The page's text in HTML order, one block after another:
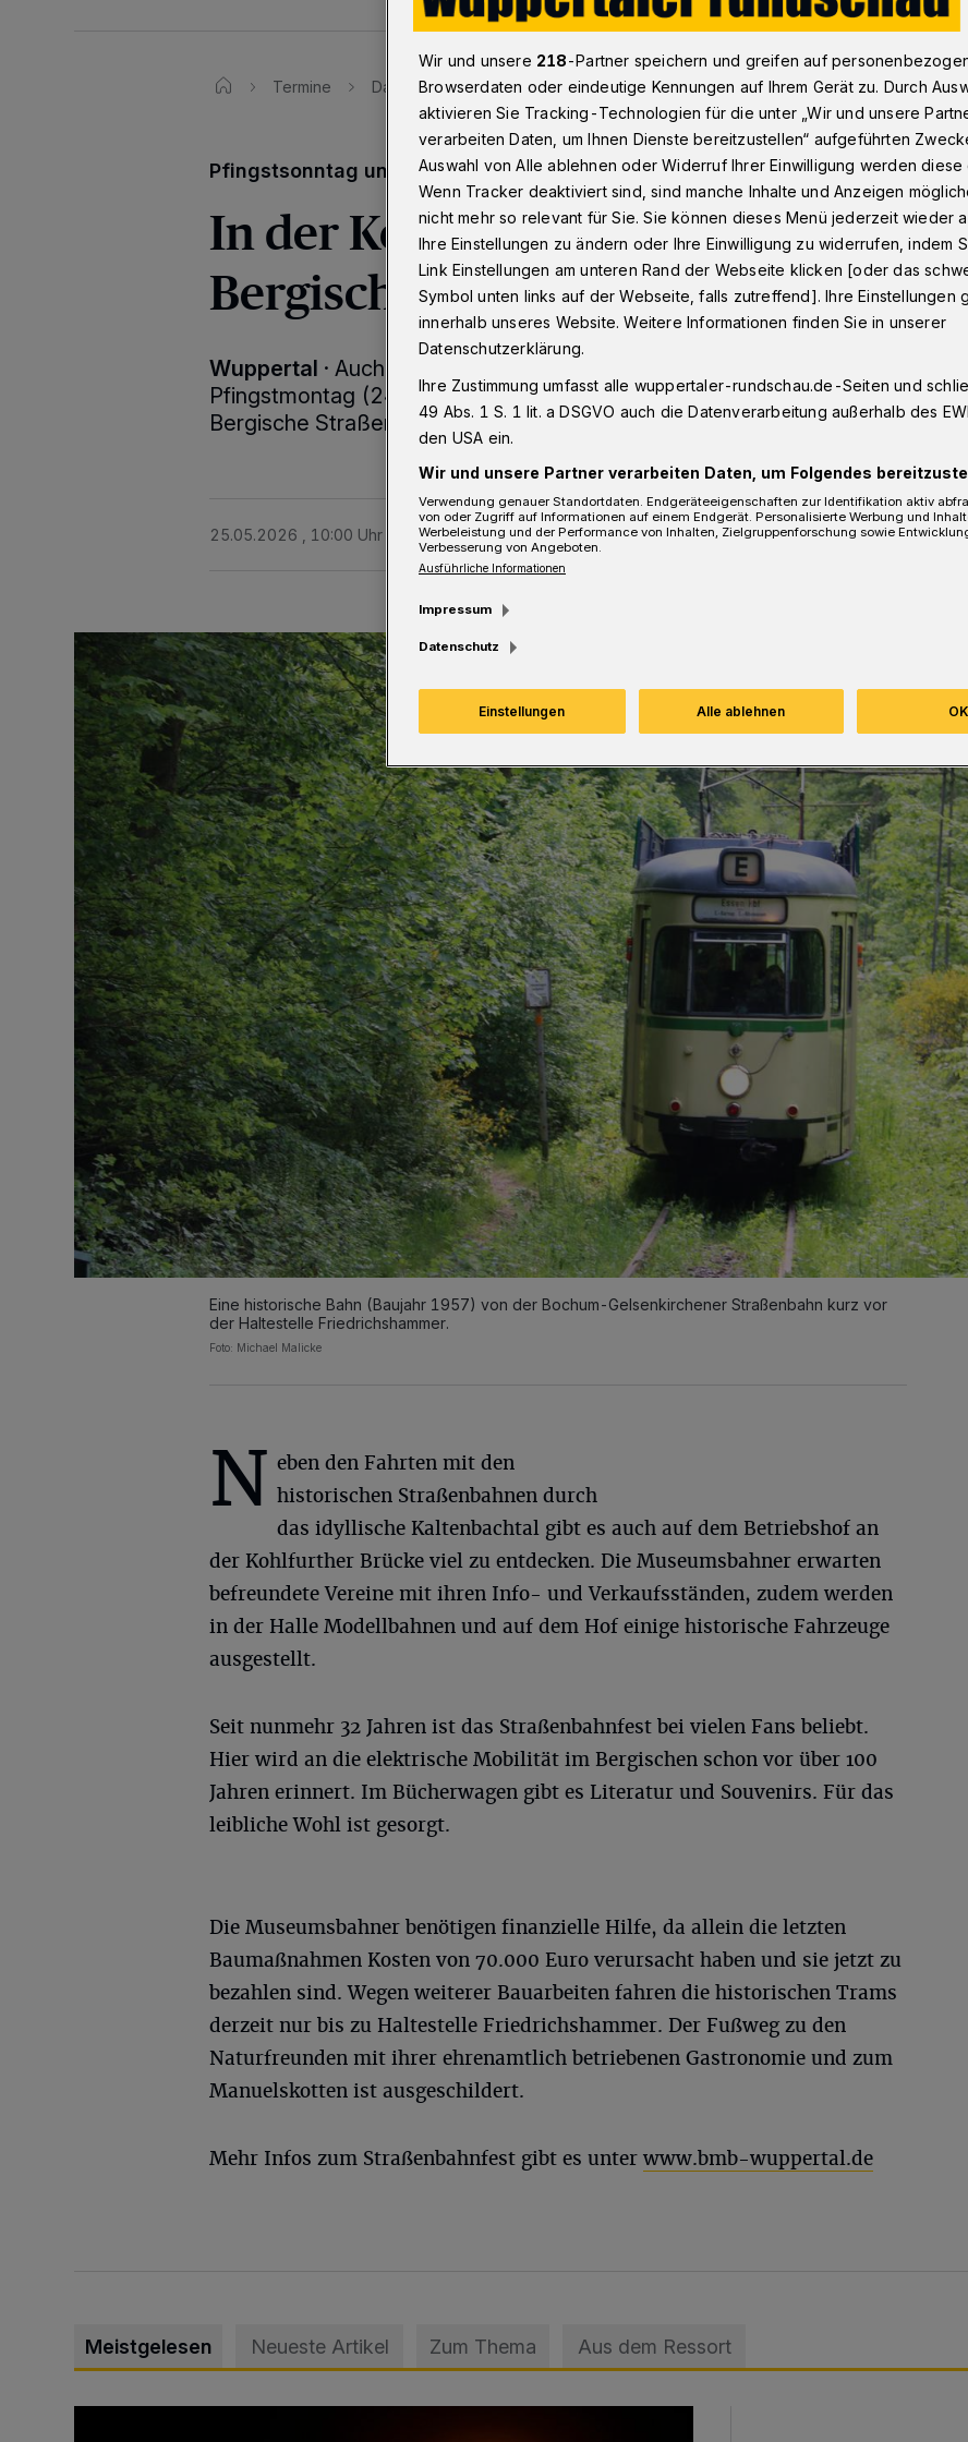
Termine Das 32. Bergische Straßenbahnfest in der Kohlfurth
Pfingstsonntag und -montag
In der Kohlfurth steigt das 32.
Bergische Straßenbahnfest
Wuppertal · Auch in diesem Jahr findet am Pfingstsonntag und
Pfingstmontag (24./25. Mai 2026) jeweils von 11 bis 17 Uhr das
Bergische Straßenbahnfest statt.
25.05.2026 , 10:00 Uhr Eine Minute Lesezeit
Eine historische Bahn (Baujahr 1957) von der Bochum-Gelsenkirchener Straßenbahn kurz vor
der Haltestelle Friedrichshammer.
Foto: Michael Malicke
N eben den Fahrten mit den
historischen Straßenbahnen durch
das idyllische Kaltenbachtal gibt es auch auf dem Betriebshof an
der Kohlfurther Brücke viel zu entdecken. Die Museumsbahner erwarten
befreundete Vereine mit ihren Info- und Verkaufsständen, zudem werden
in der Halle Modellbahnen und auf dem Hof einige historische Fahrzeuge
ausgestellt.
Seit nunmehr 32 Jahren ist das Straßenbahnfest bei vielen Fans beliebt.
Hier wird an die elektrische Mobilität im Bergischen schon vor über 100
Jahren erinnert. Im Bücherwagen gibt es Literatur und Souvenirs. Für das
leibliche Wohl ist gesorgt.
Die Museumsbahner benötigen finanzielle Hilfe, da allein die letzten
Baumaßnahmen Kosten von 70.000 Euro verursacht haben und sie jetzt zu
bezahlen sind. Wegen weiterer Bauarbeiten fahren die historischen Trams
derzeit nur bis zu Haltestelle Friedrichshammer. Der Fußweg zu den
Naturfreunden mit ihrer ehrenamtlich betriebenen Gastronomie und zum
Manuelskotten ist ausgeschildert.
Mehr Infos zum Straßenbahnfest gibt es unter www.bmb-wuppertal.de
Meistgelesen Neueste Artikel Zum Thema Aus dem Ressort
Wir und unsere 218-Partner speichern und greifen auf
Browserdaten oder eindeutige Kennungen auf Ihrem Gerät zu. Durch
aktivieren Sie Tracking-Technologien für die unter „Wir und unsere
verarbeiten Daten, um Ihnen Dienste bereitzustellen“ aufgeführten
Auswahl von Alle ablehnen oder Widerruf Ihrer Einwilligung werden diese
Wenn Tracker deaktiviert sind, sind manche Inhalte und Anzeigen
nicht mehr so relevant für Sie. Sie können dieses Menü jederzeit wieder
Ihre Einstellungen zu ändern oder Ihre Einwilligung zu widerrufen, indem
Link Einstellungen am unteren Rand der Webseite klicken [oder das
Symbol unten links auf der Webseite, falls zutreffend]. Ihre Einstellungen
innerhalb unseres Website. Weitere Informationen finden Sie in unserer
Datenschutzerklärung.
Ihre Zustimmung umfasst alle wuppertaler-rundschau.de-Seiten und
49 Abs. 1 S. 1 lit. a DSGVO auch die Datenverarbeitung außerhalb des
den USA ein.
Wir und unsere Partner verarbeiten Daten, um Folgendes
Verwendung genauer Standortdaten. Endgeräteeigenschaften zur Identifikation aktiv
von oder Zugriff auf Informationen auf einem Endgerät. Personalisierte Werbung und
Werbeleistung und der Performance von Inhalten, Zielgruppenforschung sowie
Verbesserung von Angeboten.
Ausführliche Informationen
Impressum
Datenschutz
Einstellungen Alle ablehnen OK